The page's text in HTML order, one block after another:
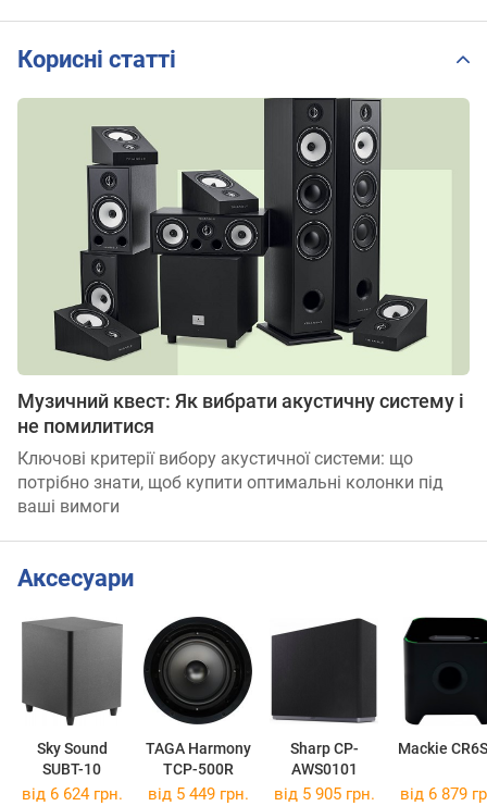
Корисні статті
Музичний квест: Як вибрати акустичну систему і
не помилитися
Ключові критерії вибору акустичної системи: що
потрібно знати, щоб купити оптимальні колонки під
ваші вимоги
Аксесуари
Sky Sound
SUBT-10
TAGA Harmony
TCP-500R
Sharp CP-
AWS0101
Mackie
від 6 624 грн. від 5 449 грн. від 5 905 грн. від 6 879